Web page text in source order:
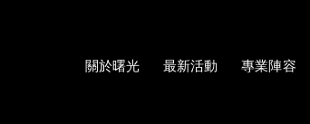
關於曙光 最新活動 專業陣容